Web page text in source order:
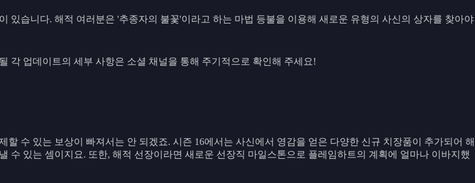
있습니다. 해적 여러분은 '추종자의 불꽃'이라고 하는 마법 등불을 이용해 새로운 유형의 사신의 상자를 찾아야
각 업데이트의 세부 사항은 소셜 채널을 통해 주기적으로 확인해 주세요!
수 있는 보상이 빠져서는 안 되겠죠. 시즌 16에서는 사신에서 영감을 얻은 다양한 신규 치장품이 추가되어 해
수 있는 셈이지요. 또한, 해적 선장이라면 새로운 선장직 마일스톤으로 플레임하트의 계획에 얼마나 이바지했